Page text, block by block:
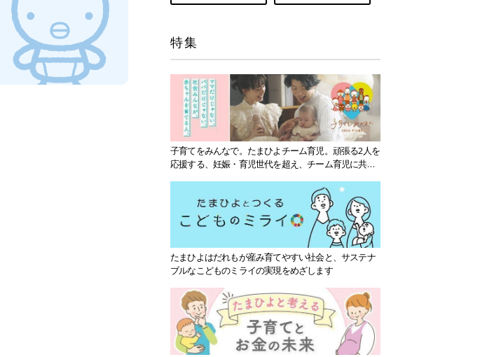
特集
子育てをみんなで。たまひよチーム育児。頑張る2人を
応援する、妊娠・育児世代を超え、チーム育児に共感
たまひよはだれもが産み育てやすい社会と、サステナ
ブルなこどものミライの実現をめざします